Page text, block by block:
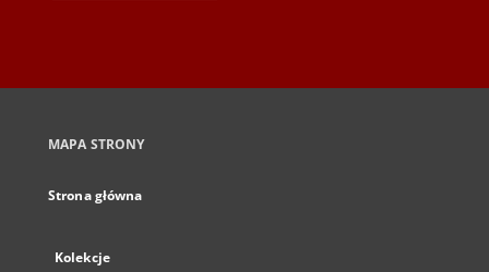
MAPA STRONY
Strona główna
Kolekcje